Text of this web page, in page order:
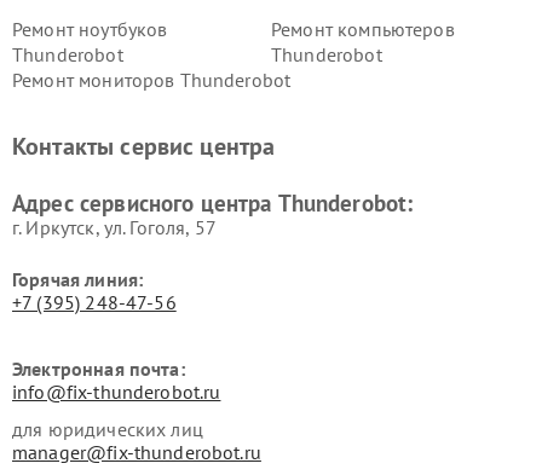
Ремонт ноутбуков
Thunderobot
Ремонт компьютеров
Thunderobot
Ремонт мониторов Thunderobot
Контакты сервис центра
Адрес сервисного центра Thunderobot:
г. Иркутск, ул. ​Гоголя, 57
Горячая линия:
+7 (395) 248-47-56
Электронная почта:
info@fix-thunderobot.ru
для юридических лиц
manager@fix-thunderobot.ru